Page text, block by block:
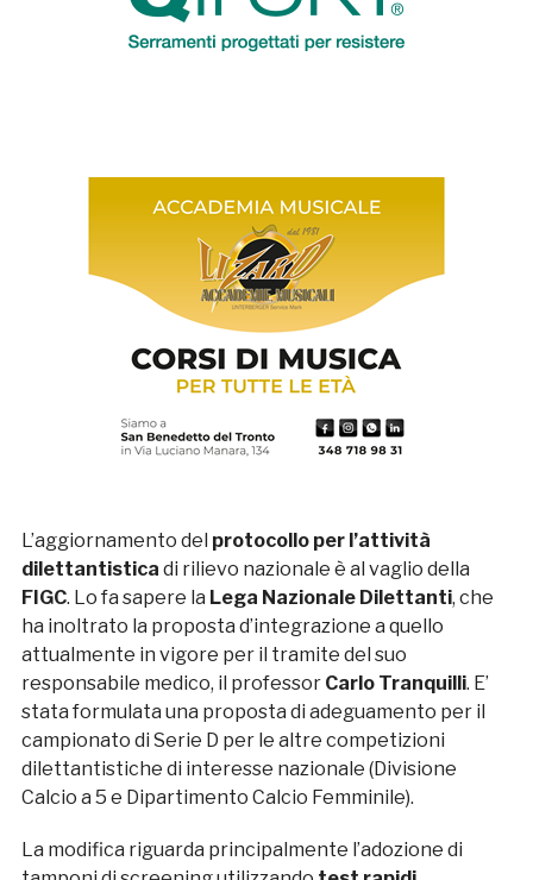
L’aggiornamento del protocollo per l’attività
dilettantistica di rilievo nazionale è al vaglio della
FIGC. Lo fa sapere la Lega Nazionale Dilettanti, che
ha inoltrato la proposta d’integrazione a quello
attualmente in vigore per il tramite del suo
responsabile medico, il professor Carlo Tranquilli. E’
stata formulata una proposta di adeguamento per il
campionato di Serie D per le altre competizioni
dilettantistiche di interesse nazionale (Divisione
Calcio a 5 e Dipartimento Calcio Femminile).
La modifica riguarda principalmente l’adozione di